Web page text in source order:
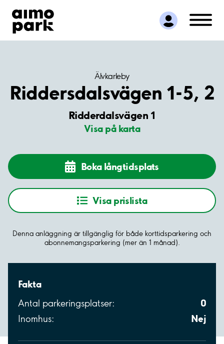
Hitta parkering
Samarbete
Kundservice
Älvkarleby
Riddersdalsvägen 1-5, 2
Ridderdalsvägen 1
Visa på karta
Boka långtidsplats
Visa prislista
Denna anläggning är tillgänglig för både korttidsparkering och
abonnemangsparkering (mer än 1 månad).
Fakta
Antal parkeringsplatser: 0
Inomhus: Nej